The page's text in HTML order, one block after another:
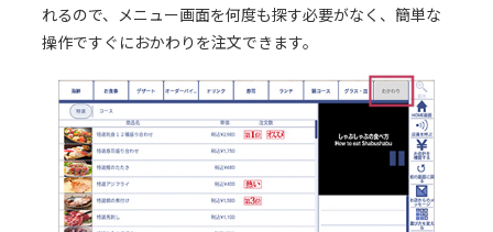
れるので、メニュー画面を何度も探す必要がなく、簡単な
操作ですぐにおかわりを注文できます。